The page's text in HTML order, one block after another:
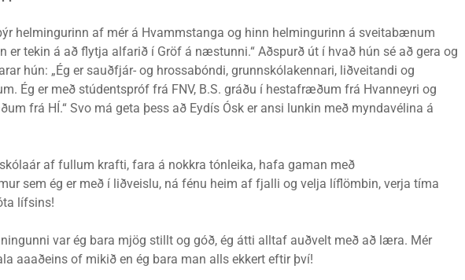
helmingurinn af mér á Hvammstanga og hinn helmingurinn á sveitabænum
er tekin á að flytja alfarið í Gröf á næstunni.“ Aðspurð út í hvað hún sé að gera og
hún: „Ég er sauðfjár- og hrossabóndi, grunnskólakennari, liðveitandi og
Ég er með stúdentspróf frá FNV, B.S. gráðu í hestafræðum frá Hvanneyri og
frá HÍ.“ Svo má geta þess að Eydís Ósk er ansi lunkin með myndavélina á
af fullum krafti, fara á nokkra tónleika, hafa gaman með
sem ég er með í liðveislu, ná fénu heim af fjalli og velja líflömbin, verja tíma
lífsins!
var ég bara mjög stillt og góð, ég átti alltaf auðvelt með að læra. Mér
aaaðeins of mikið en ég bara man alls ekkert eftir því!